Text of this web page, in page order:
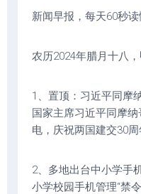
新闻早报，每天60秒
农历2024年腊月十八
1、置顶：习近平同摩
国家主席习近平同摩
电，庆祝两国建交30周
2、多地出台中小学手
小学校园手机管理“禁